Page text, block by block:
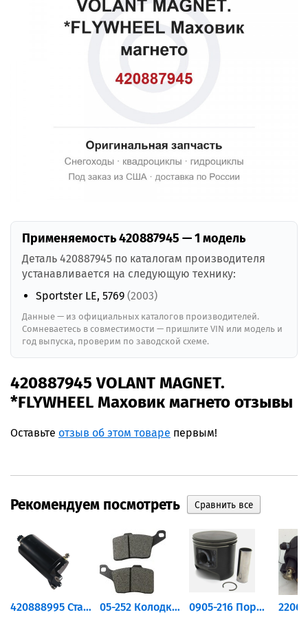
Применяемость 420887945 — 1 модель
Деталь 420887945 по каталогам производителя
устанавливается на следующую технику:
Sportster LE, 5769 (2003)
Данные — из официальных каталогов производителей.
Сомневаетесь в совместимости — пришлите VIN или модель и
год выпуска, проверим по заводской схеме.
420887945 VOLANT MAGNET.
*FLYWHEEL Маховик магнето отзывы
Оставьте отзыв об этом товаре первым!
Рекомендуем посмотреть
420888995 Стартер для... 05-252 Колодки тормозные... 0905-216 Поршень Arctic Cat...